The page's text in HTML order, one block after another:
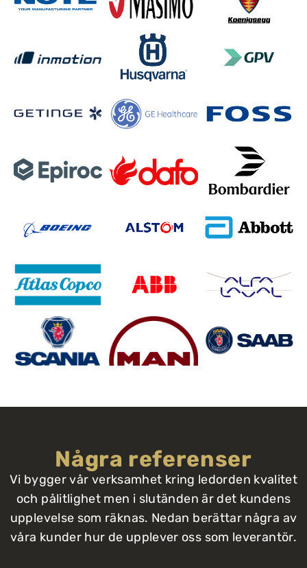
Några referenser
Vi bygger vår verksamhet kring ledorden kvalitet
och pålitlighet men i slutänden är det kundens
upplevelse som räknas. Nedan berättar några av
våra kunder hur de upplever oss som leverantör.